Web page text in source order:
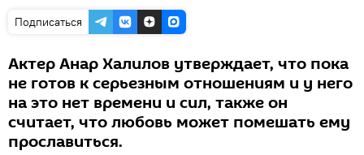
Подписаться
Актер Анар Халилов утверждает, что пока
не готов к серьезным отношениям и у него
на это нет времени и сил, также он
считает, что любовь может помешать ему
прославиться.